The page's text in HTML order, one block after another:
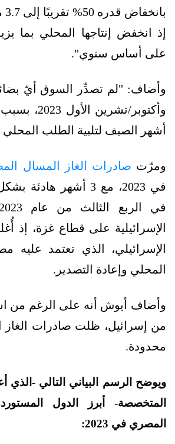
على أساس سنوي".
وأضاف: "لم تصدِّر السوق أيّ بضائع
وأكتوبر/
أشهر الصيف لتلبية الطلب المحلي
ومرّت صادرات الغاز المسال
في 2023، مع 3 أشهر
الإسرائيلية على قطاع غزة، إذ
الإسرائيلي، الذي تعتمد عليه
المحلي وإعادة التصدير.
وأضاف أيوش أنه على الرغم من
من إسرائيل، ظلت صادرات الغاز
محدودة.
ويوضح الرسم البياني التالي -الذي
المتخصصة- أبرز الدول
المصري في 2023: